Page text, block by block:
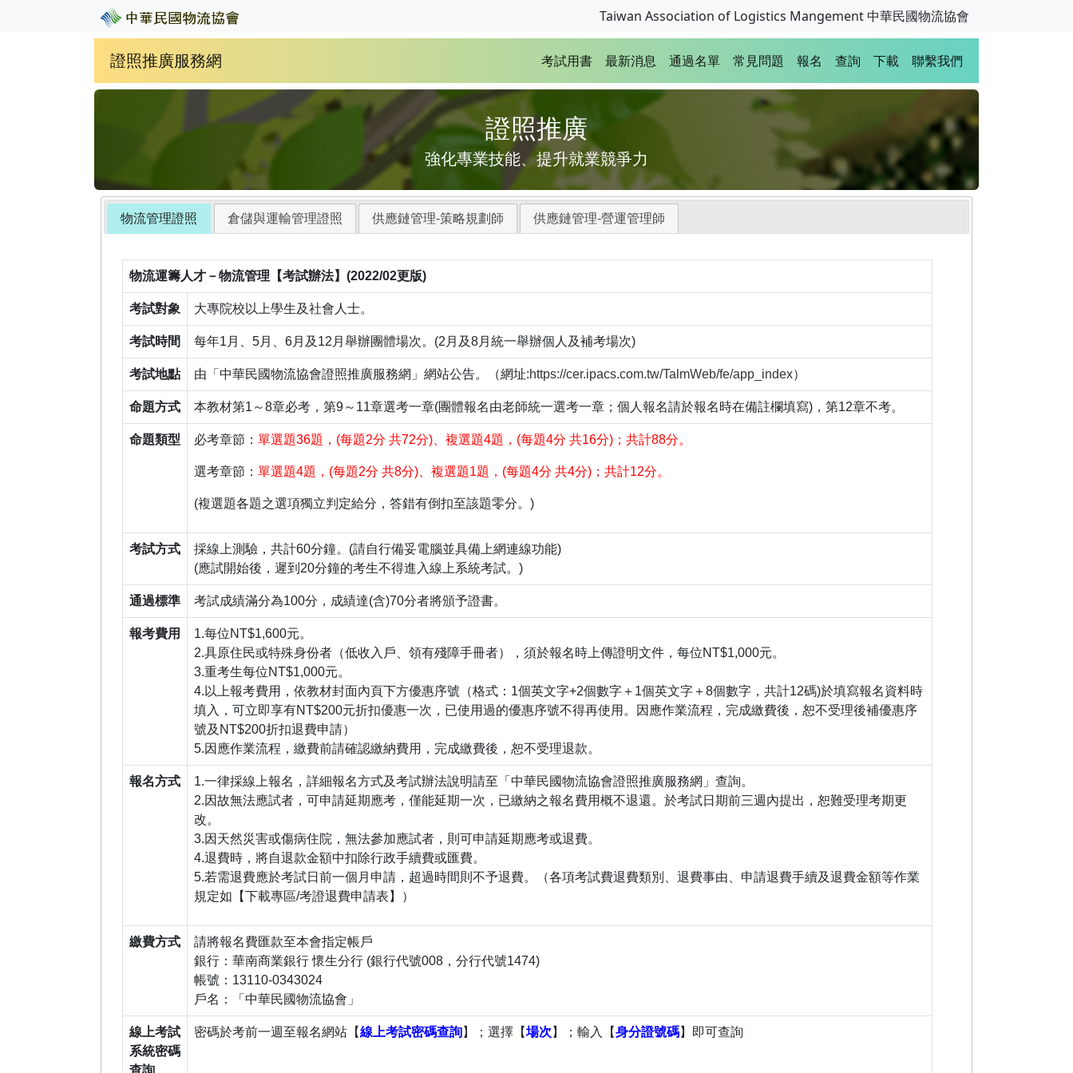
Taiwan Association of Logistics Mangement 中華民國物流協會
證照推廣服務網 考試用書 最新消息 通過名單 常見問題 報名 查詢 下載 聯繫我們
證照推廣
強化專業技能、提升就業競爭力
物流管理證照 倉儲與運輸管理證照 供應鏈管理-策略規劃師 供應鏈管理-營運管理師
物流運籌人才－物流管理【考試辦法】(2022/02更版)
考試對象 大專院校以上學生及社會人士。
考試時間 每年1月、5月、6月及12月舉辦團體場次。(2月及8月統一舉辦個人及補考場次)
考試地點 由「中華民國物流協會證照推廣服務網」網站公告。（網址:https://cer.ipacs.com.tw/TalmWeb/fe/app_index）
命題方式 本教材第1～8章必考，第9～11章選考一章(團體報名由老師統一選考一章；個人報名請於報名時在備註欄填寫)，第12章不考。
命題類型 必考章節 ： 單選題36題 ， (每題2分 共72分)、複選題4題 ， (每題4分 共16分)；共計88分。
選考章節： 單選題4題 ， (每題2分 共8分)、複選題1題 ， (每題4分 共4分)；共計12分。
(複選題各題之選項獨立判定給分，答錯有倒扣至該題零分。)
考試方式
採線上測驗，共計60分鐘。(請自行備妥電腦並具備上網連線功能)
(應試開始後，遲到20分鐘的考生不得進入線上系統考試。)
通過標準 考試成績滿分為100分，成績達(含)70分者將頒予證書。
報考費用
1.每位NT$1,600元。
2.具原住民或特殊身份者（低收入戶、領有殘障手冊者），須於報名時上傳證明文件，每位NT$1,000元。
3.重考生每位NT$1,000元。
4.以上報考費用，依教材封面內頁下方優惠序號（格式：1個英文字+2個數字＋1個英文字＋8個數字，共計12碼)於填寫報名資料時
填入，可立即享有NT$200元折扣優惠一次，已使用過的優惠序號不得再使用。因應作業流程，完成繳費後，恕不受理後補優惠序
號及NT$200折扣退費申請）
5.因應作業流程，繳費前請確認繳納費用，完成繳費後，恕不受理退款。
報名方式
1.一律採線上報名，詳細報名方式及考試辦法說明請至「中華民國物流協會證照推廣服務網」查詢。
2.因故無法應試者，可申請延期應考，僅能延期一次，已繳納之報名費用概不退還。於考試日期前三週內提出，恕難受理考期更
改。
3.因天然災害或傷病住院，無法參加應試者，則可申請延期應考或退費。
4.退費時，將自退款金額中扣除行政手續費或匯費。
5.若需退費應於考試日前一個月申請，超過時間則不予退費。（各項考試費退費類別、退費事由、申請退費手續及退費金額等作業
規定如【下載專區/考證退費申請表】）
繳費方式
請將報名費匯款至本會指定帳戶
銀行：華南商業銀行 懷生分行 (銀行代號008，分行代號1474)
帳號：13110-0343024
戶名：「中華民國物流協會」
線上考試
系統密碼
密碼於考前一週至報名網站【線上考試密碼查詢】；選擇【場次 】；輸入【身分證號碼】即可查詢